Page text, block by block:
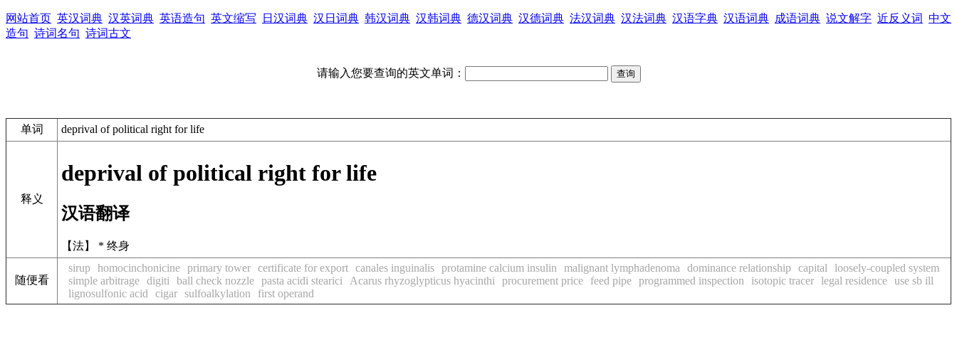
网站首页 英汉词典 汉英词典 英语造句 英文缩写 日汉词典 汉日词典 韩汉词典 汉韩词典 德汉词典 汉德词典 法汉词典 汉法词典 汉语字典 汉语词典 成语词典 说文解字 近反义词 中文
造句 诗词名句 诗词古文
请输入您要查询的英文单词：
单词 deprival of political right for life
释义
deprival of political right for life
汉语翻译
【法】 * 终身
随便看
sirup homocinchonicine primary tower certificate for export canales inguinalis protamine calcium insulin malignant lymphadenoma dominance relationship capital
loosely-coupled system
simple arbitrage digiti ball check nozzle pasta acidi stearici Acarus rhyzoglypticus hyacinthi procurement price feed pipe programmed inspection isotopic tracer legal residence use sb ill
lignosulfonic acid
cigar sulfoalkylation first operand